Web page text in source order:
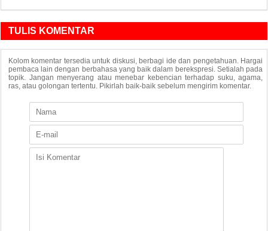
TULIS KOMENTAR
Kolom komentar tersedia untuk diskusi, berbagi ide dan pengetahuan. Hargai
pembaca lain dengan berbahasa yang baik dalam berekspresi. Setialah pada
topik. Jangan menyerang atau menebar kebencian terhadap suku, agama,
ras, atau golongan tertentu. Pikirlah baik-baik sebelum mengirim komentar.